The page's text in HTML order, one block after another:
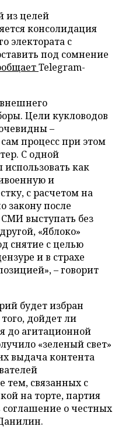
из целей
консолидация
электората с
под сомнение
Telegram-
Цели кукловодов
–
процесс при этом
С одной
как
и
с расчетом на
закону после
выступать без
«Яблоко»
снятие с целью
и в страхе
– говорит
будет избран
дойдет ли
до агитационной
«зеленый свет»
выдача контента
тем, связанных с
на торте, партия
соглашение о честных